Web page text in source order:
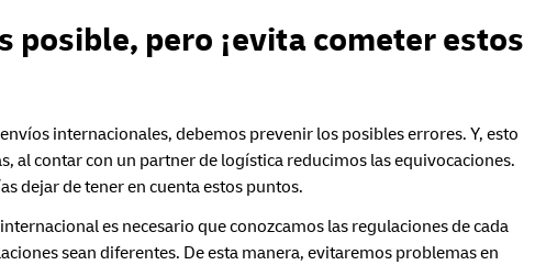
posible, pero ¡evita cometer estos
internacionales, debemos prevenir los posibles errores. Y, esto
al contar con un partner de logística reducimos las equivocaciones.
dejar de tener en cuenta estos puntos.
es necesario que conozcamos las regulaciones de cada
sean diferentes. De esta manera, evitaremos problemas en